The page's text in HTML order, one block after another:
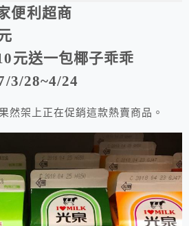
便利超商
元送一包椰子乖乖
3/28~4/24
然架上正在促銷這款熱賣商品。